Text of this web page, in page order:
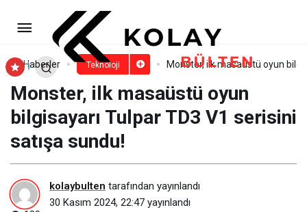
Haberler Teknoloji Monster, ilk masaüstü oyun
Monster, ilk masaüstü oyun
bilgisayarı Tulpar TD3 V1 serisini
satışa sundu!
kolaybulten tarafından yayınlandı
30 Kasım 2024, 22:47 yayınlandı
15 Dairelik Görüntülü Diafon
FiyatlarıYorum Yap Paylaş